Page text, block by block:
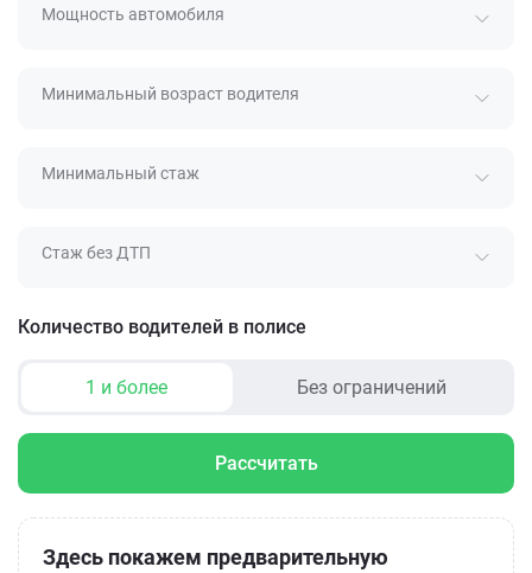
Мощность автомобиля
Минимальный возраст водителя
Минимальный стаж
Стаж без ДТП
Количество водителей в полисе
1 и более Без ограничений
Рассчитать
Здесь покажем предварительную